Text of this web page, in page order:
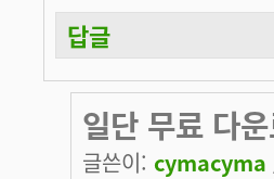
답글
일단 무료 다
글쓴이: cymacyma